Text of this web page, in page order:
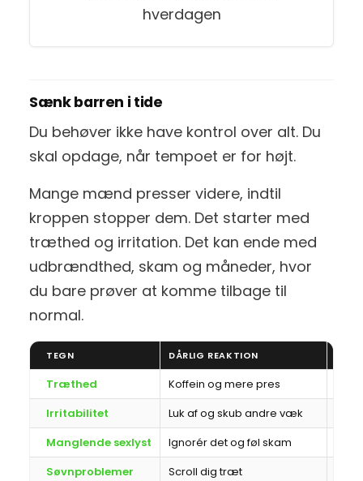
Sænk barren i tide
Du behøver ikke have kontrol over alt. Du
skal opdage, når tempoet er for højt.
Mange mænd presser videre, indtil
kroppen stopper dem. Det starter med
træthed og irritation. Det kan ende med
udbrændthed, skam og måneder, hvor
du bare prøver at komme tilbage til
normal.
TEGN DÅRLIG REAKTION
Træthed Koffein og mere pres
Irritabilitet
Luk af og skub andre væk
Manglende sexlyst
Ignorér det og føl skam
Søvnproblemer
Scroll dig træt